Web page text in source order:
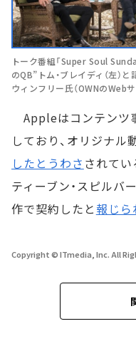
トーク番組「Super Soul
のQB”トム・ブレイディ（左）と
ウィンフリー氏（OWNのWebサ
Appleはコンテンツ
しており、オリジナル
したとうわさ されてい
ティーブン・スピルバ
作で契約したと報じら
Copyright © ITmedia, Inc. All